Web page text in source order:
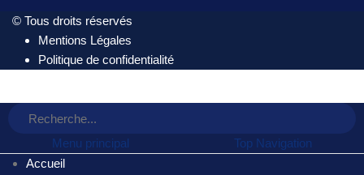
© Tous droits réservés
Mentions Légales
Politique de confidentialité
Menu principal
Top Navigation
Accueil